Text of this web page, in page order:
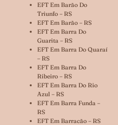
EFT Em Barão Do
Triunfo – RS
EFT Em Barão – RS
EFT Em Barra Do
Guarita – RS
EFT Em Barra Do Quaraí
– RS
EFT Em Barra Do
Ribeiro – RS
EFT Em Barra Do Rio
Azul – RS
EFT Em Barra Funda –
RS
EFT Em Barracão – RS